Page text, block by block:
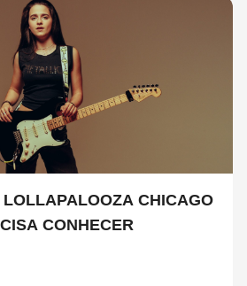
CHICAGO
CONHECER